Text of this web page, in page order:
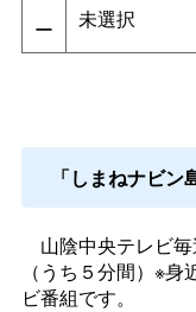
ー 未選択
「しまねナビン
山陰中央テレビ毎
（うち５分間）※
ビ番組です。